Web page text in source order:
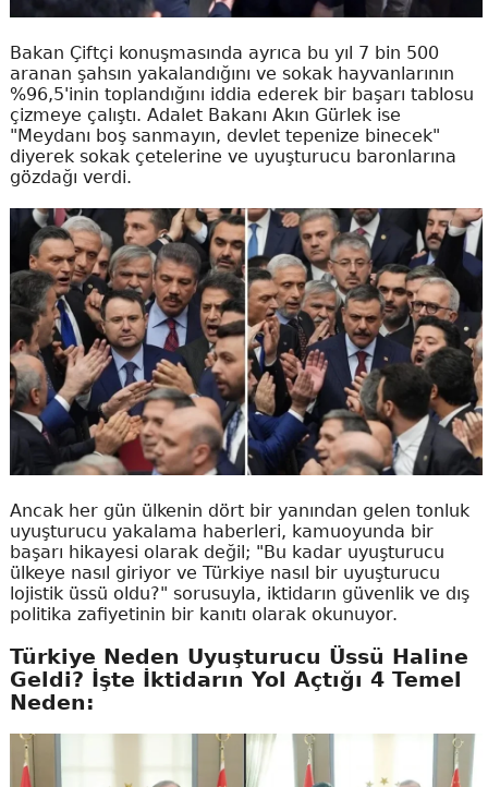
Bakan Çiftçi konuşmasında ayrıca bu yıl 7 bin 500
aranan şahsın yakalandığını ve sokak hayvanlarının
%96,5'inin toplandığını iddia ederek bir başarı tablosu
çizmeye çalıştı. Adalet Bakanı Akın Gürlek ise
"Meydanı boş sanmayın, devlet tepenize binecek"
diyerek sokak çetelerine ve uyuşturucu baronlarına
gözdağı verdi.
Ancak her gün ülkenin dört bir yanından gelen tonluk
uyuşturucu yakalama haberleri, kamuoyunda bir
başarı hikayesi olarak değil; "Bu kadar uyuşturucu
ülkeye nasıl giriyor ve Türkiye nasıl bir uyuşturucu
lojistik üssü oldu?" sorusuyla, iktidarın güvenlik ve dış
politika zafiyetinin bir kanıtı olarak okunuyor.
Türkiye Neden Uyuşturucu Üssü Haline
Geldi? İşte İktidarın Yol Açtığı 4 Temel
Neden: